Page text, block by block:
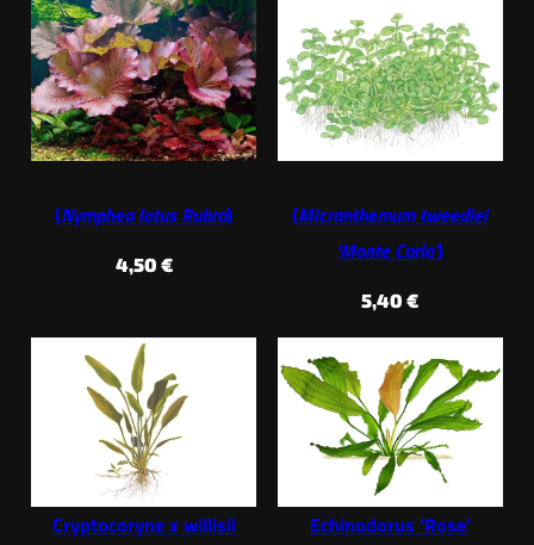
(Nymphea lotus Rubra)
4,50 €
(Micranthemum tweediei
‘Monte Carlo’)
5,40€
Cryptocoryne x willisii
Echinodorus ‘Rose’